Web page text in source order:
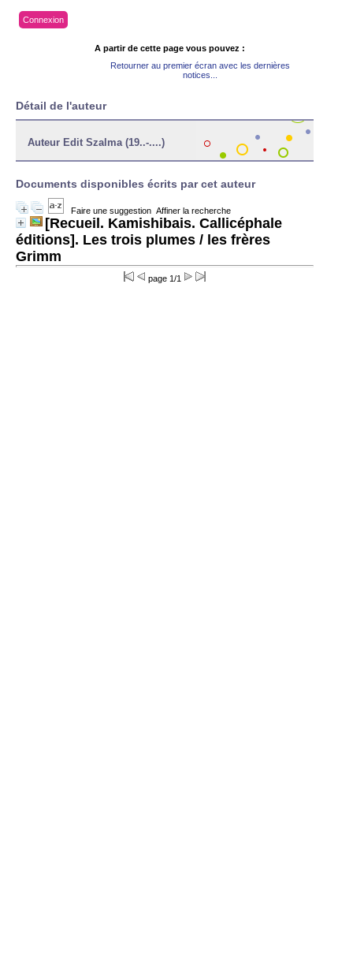
Connexion
A partir de cette page vous pouvez :
Retourner au premier écran avec les dernières
notices...
Détail de l'auteur
Auteur Edit Szalma (19..-....)
Documents disponibles écrits par cet auteur
Faire une suggestion Affiner la recherche
[Recueil. Kamishibais. Callicéphale
éditions]. Les trois plumes / les frères
Grimm
page 1/1